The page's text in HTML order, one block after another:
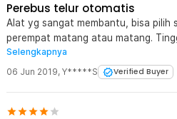
Perebus telur otomatis
Alat yg sangat membantu, bisa pilih
perempat matang atau matang.
kematangan yg diinginkan, nyalakan
Siaap disantap itu telur.
Selengkapnya
06 Jun 2019, Y*****S Verified Buyer